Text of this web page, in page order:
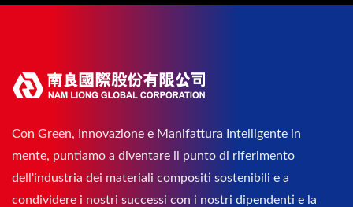
Con Green, Innovazione e Manifattura Intelligente in
mente, puntiamo a diventare il punto di riferimento
dell'industria dei materiali compositi sostenibili e a
condividere i nostri successi con i nostri dipendenti e la